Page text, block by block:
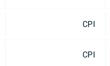
CPI
CPI